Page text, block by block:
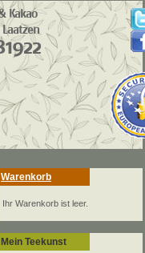
Warenkorb
Ihr Warenkorb ist leer.
Mein Teekunst